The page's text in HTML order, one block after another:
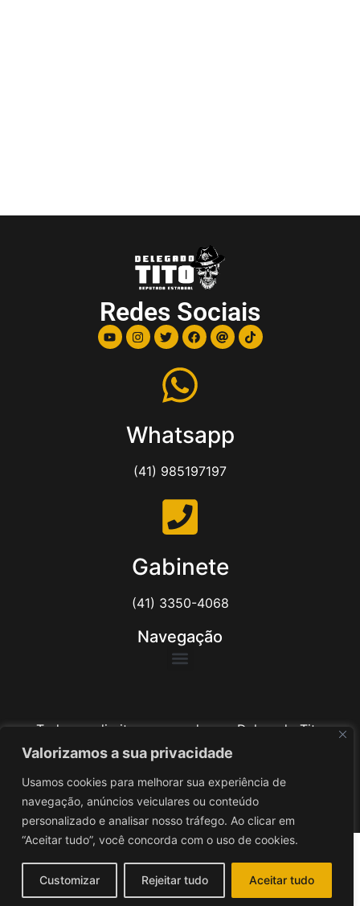
Valorizamos a sua privacidade
Usamos cookies para melhorar sua experiência de
navegação, anúncios veiculares ou conteúdo
personalizado e analisar nosso tráfego. Ao clicar em
“Aceitar tudo”, você concorda com o uso de cookies.
Customizar Rejeitar tudo Aceitar tudo
Redes Sociais
Whatsapp
(41) 985197197
Gabinete
(41) 3350-4068
Navegação
Todos os direitos reservados ao Delegado Tito
Barichello
Desenvolvido poriv3